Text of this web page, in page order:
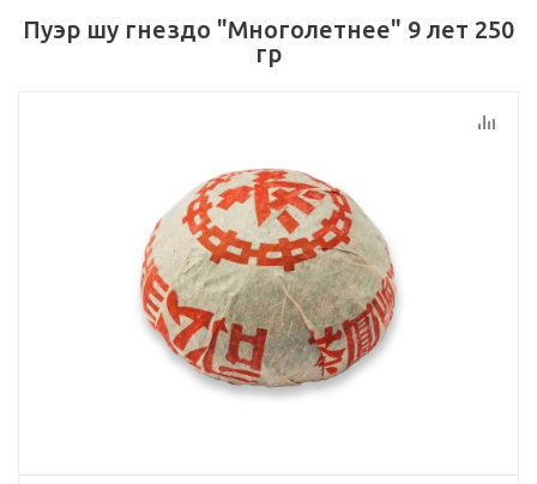
Пуэр шу гнездо "Многолетнее" 9 лет 250
гр